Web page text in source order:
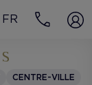
FR
CENTRE-VILLE